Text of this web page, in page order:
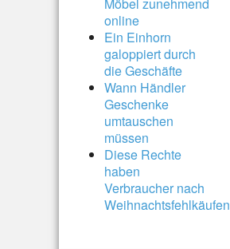
online
Ein Einhorn
galoppiert durch
die Geschäfte
Wann Händler
Geschenke
umtauschen
müssen
Diese Rechte
haben
Verbraucher nach
Weihnachtsfehlkäufen